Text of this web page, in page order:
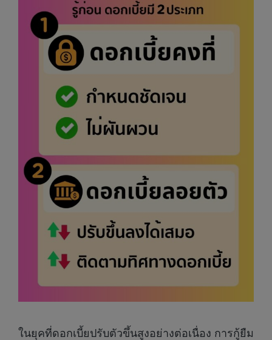
ในยุคที่ดอกเบี้ยปรับตัวขึ้นสูงอย่างต่อเนื่อง การกู้ยืม